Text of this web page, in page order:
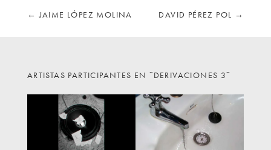
←JAIME LÓPEZ MOLINA DAVID PÉREZ POL →
ARTISTAS PARTICIPANTES EN ˝DERIVACIONES 3˝